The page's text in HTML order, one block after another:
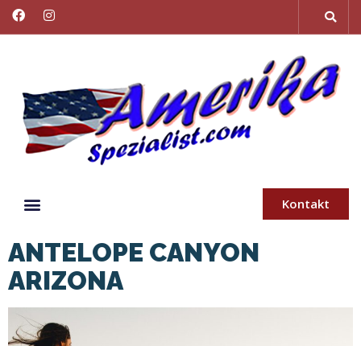
Kontakt
ANTELOPE CANYON
ARIZONA